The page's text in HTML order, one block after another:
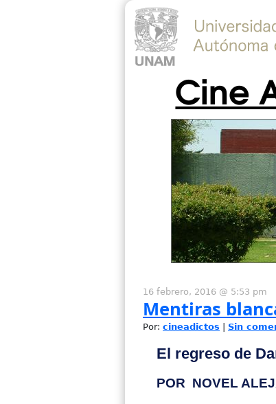
Cine
16 febrero, 2016 @ 5:53 pm
Mentiras
Por: cineadictos Sin
El regreso de
POR NOVEL